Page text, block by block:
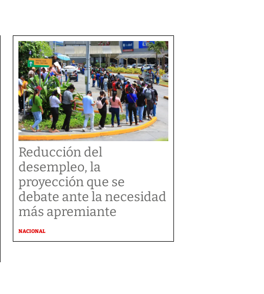
Reducción del
desempleo, la
proyección que se
debate ante la necesidad
más apremiante
NACIONAL